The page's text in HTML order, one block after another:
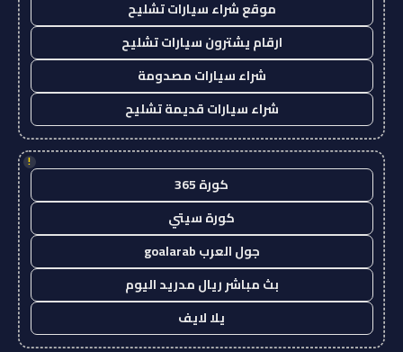
موقع شراء سيارات تشليح
ارقام يشترون سيارات تشليح
شراء سيارات مصدومة
شراء سيارات قديمة تشليح
!
كورة 365
كورة سيتي
جول العرب goalarab
بث مباشر ريال مدريد اليوم
يلا لايف